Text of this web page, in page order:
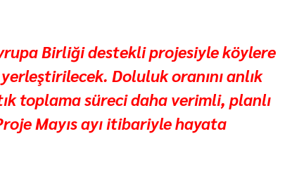
Birliği destekli projesiyle köylere
Doluluk oranını anlık
toplama süreci daha verimli, planlı
Mayıs ayı itibariyle hayata